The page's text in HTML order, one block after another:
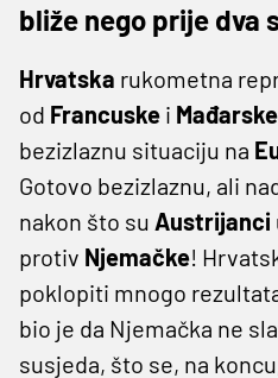
bliže nego prije dva
Hrvatska rukometna
od Francuske i Mađarske
bezizlaznu situaciju na
Gotovo bezizlaznu, ali
nakon što su Austrijanci
protiv Njemačke!
poklopiti mnogo
bio je da Njemačka ne
susjeda, što se, na